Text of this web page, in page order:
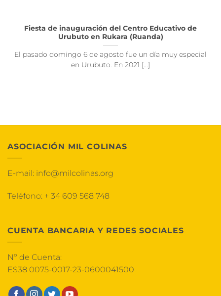
Fiesta de inauguración del Centro Educativo de
Urubuto en Rukara (Ruanda)
El pasado domingo 6 de agosto fue un día muy especial
en Urubuto. En 2021 [...]
ASOCIACIÓN MIL COLINAS
E-mail: info@milcolinas.org
Teléfono: + 34 609 568 748
CUENTA BANCARIA Y REDES SOCIALES
Nº de Cuenta:
ES38 0075-0017-23-0600041500